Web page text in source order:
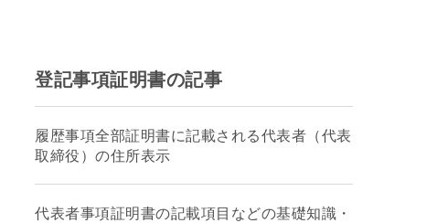
登記事項証明書の記事
履歴事項全部証明書に記載される代表者（代表
取締役）の住所表示
代表者事項証明書の記載項目などの基礎知識・